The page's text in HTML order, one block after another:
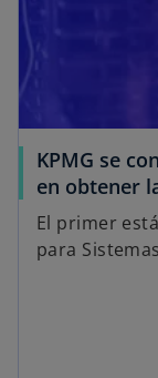
KPMG se
en obtener
El primer
para